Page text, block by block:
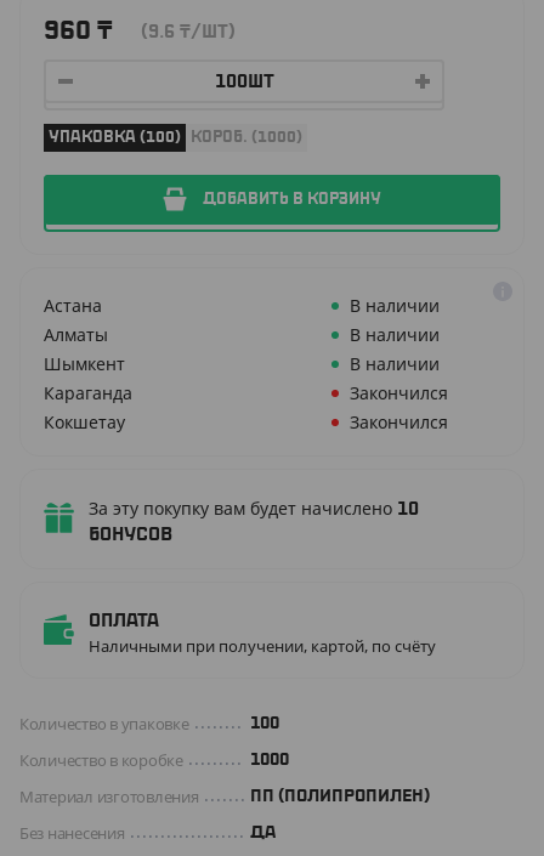
960 ₸ (9.6 ₸/ШТ)
УПАКОВКА (100) КОРОБ. (1000)
ДОБАВИТЬ В КОРЗИНУ
Астана
В наличии
Алматы
В наличии
Шымкент
В наличии
Караганда
Закончился
Кокшетау
Закончился
За эту покупку вам будет начислено 10
бонусов
Оплата
Наличными при получении, картой, по счёту
Количество в упаковке 100
Количество в коробке 1000
Материал изготовления ПП (ПОЛИПРОПИЛЕН)
Без нанесения ДА